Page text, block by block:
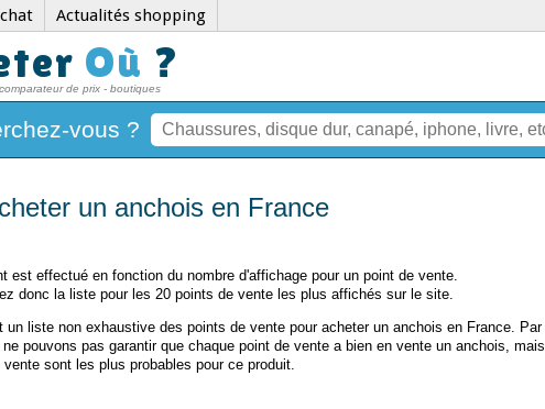
Actualités shopping
Où ?
de prix - boutiques
vous ?
un anchois en France
est effectué en fonction du nombre d'affichage pour un point de vente.
donc la liste pour les 20 points de vente les plus affichés sur le site.
un liste non exhaustive des points de vente pour acheter un anchois en France. Par
pouvons pas garantir que chaque point de vente a bien en vente un anchois, mais
sont les plus probables pour ce produit.